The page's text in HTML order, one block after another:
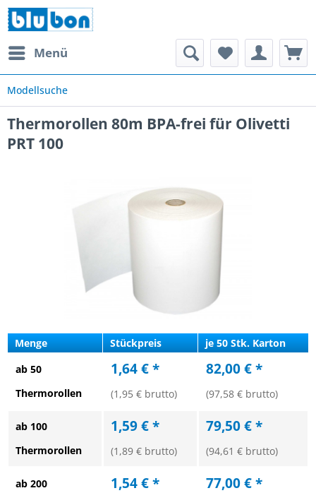
Menü
Modellsuche
Thermorollen 80m BPA-frei für Olivetti
PRT 100
Menge Stückpreis
je 50 Stk. Karton
ab 50
Thermorollen
1,64 € *
(1,95 € brutto)
82,00 € *
(97,58 € brutto)
ab 100
Thermorollen
1,59 € *
(1,89 € brutto)
79,50 € *
(94,61 € brutto)
ab 200
1,54 € * 77,00 € *